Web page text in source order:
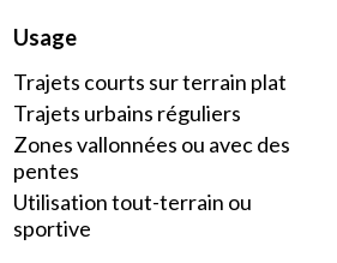
Usage
Trajets courts sur terrain plat
Trajets urbains réguliers
Zones vallonnées ou avec des
pentes
Utilisation tout-terrain ou
sportive